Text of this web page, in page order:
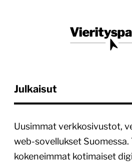
Vierityspalkki.fi
Julkaisut
Uusimmat verkkosivustot,
web-sovellukset Suomessa.
kokeneimmat kotimaiset